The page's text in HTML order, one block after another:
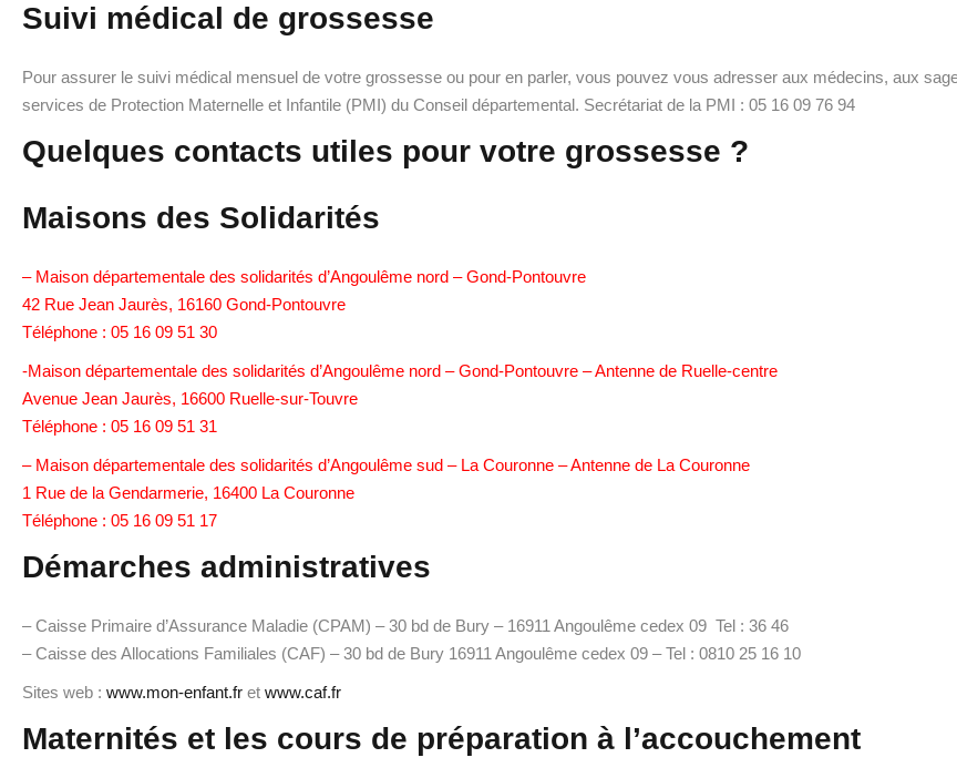
Suivi médical de grossesse
Pour assurer le suivi médical mensuel de votre grossesse ou pour en parler, vous pouvez vous adresser aux médecins, aux
services de Protection Maternelle et Infantile (PMI) du Conseil départemental. Secrétariat de la PMI : 05 16 09 76 94
Quelques contacts utiles pour votre grossesse ?
Maisons des Solidarités
– Maison départementale des solidarités d’Angoulême nord – Gond-Pontouvre
42 Rue Jean Jaurès, 16160 Gond-Pontouvre
Téléphone : 05 16 09 51 30
-Maison départementale des solidarités d’Angoulême nord – Gond-Pontouvre – Antenne de Ruelle-centre
Avenue Jean Jaurès, 16600 Ruelle-sur-Touvre
Téléphone : 05 16 09 51 31
– Maison départementale des solidarités d’Angoulême sud – La Couronne – Antenne de La Couronne
1 Rue de la Gendarmerie, 16400 La Couronne
Téléphone : 05 16 09 51 17
Démarches administratives
– Caisse Primaire d’Assurance Maladie (CPAM) – 30 bd de Bury – 16911 Angoulême cedex 09 Tel : 36 46
– Caisse des Allocations Familiales (CAF) – 30 bd de Bury 16911 Angoulême cedex 09 – Tel : 0810 25 16 10
Sites web : www.mon-enfant.fr et www.caf.fr
Maternités et les cours de préparation à l’accouchement